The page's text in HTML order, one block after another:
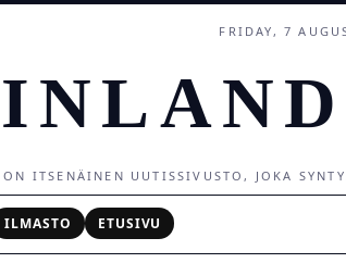
FRIDAY, 7
ITSENÄINEN UUTISSIVUSTO, JOKA
ILMASTO ETUSIVU